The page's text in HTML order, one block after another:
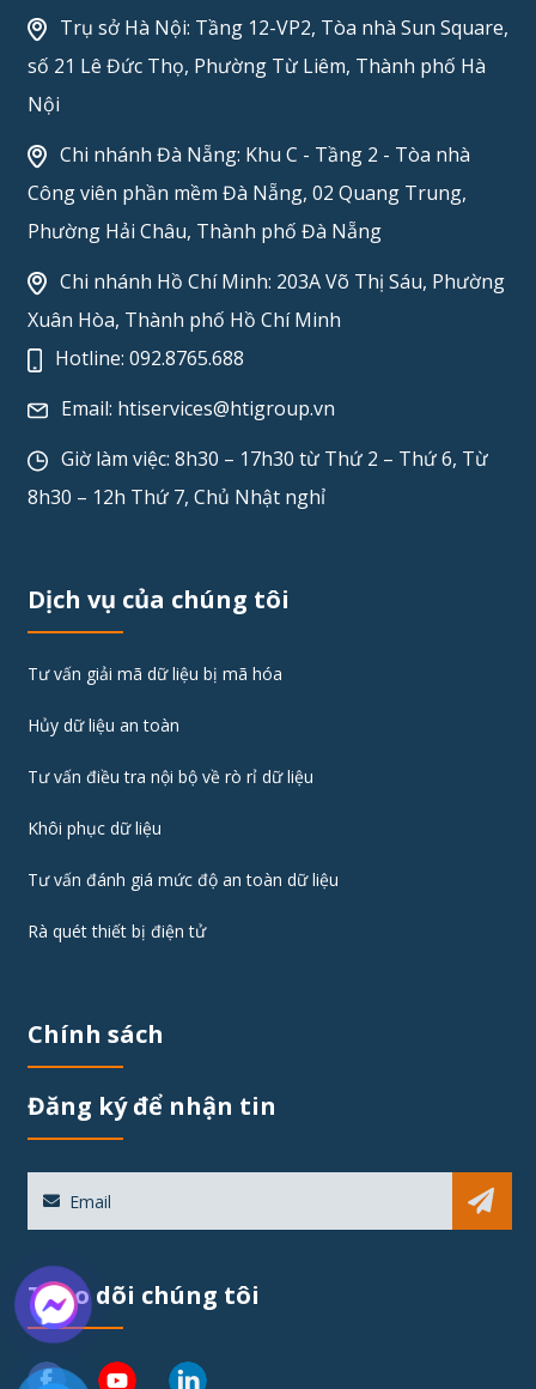
Trụ sở Hà Nội: Tầng 12-VP2, Tòa nhà Sun Square,
số 21 Lê Đức Thọ, Phường Từ Liêm, Thành phố Hà
Nội
Chi nhánh Đà Nẵng: Khu C - Tầng 2 - Tòa nhà
Công viên phần mềm Đà Nẵng, 02 Quang Trung,
Phường Hải Châu, Thành phố Đà Nẵng
Chi nhánh Hồ Chí Minh: 203A Võ Thị Sáu, Phường
Xuân Hòa, Thành phố Hồ Chí Minh
Hotline:092.8765.688
Email: htiservices@htigroup.vn
Giờ làm việc: 8h30 – 17h30 từ Thứ 2 – Thứ 6, Từ
8h30 – 12h Thứ 7, Chủ Nhật nghỉ
Dịch vụ của chúng tôi
Tư vấn giải mã dữ liệu bị mã hóa
Hủy dữ liệu an toàn
Tư vấn điều tra nội bộ về rò rỉ dữ liệu
Khôi phục dữ liệu
Tư vấn đánh giá mức độ an toàn dữ liệu
Rà quét thiết bị điện tử
Chính sách
Đăng ký để nhận tin
Sub
Theo dõi chúng tôi